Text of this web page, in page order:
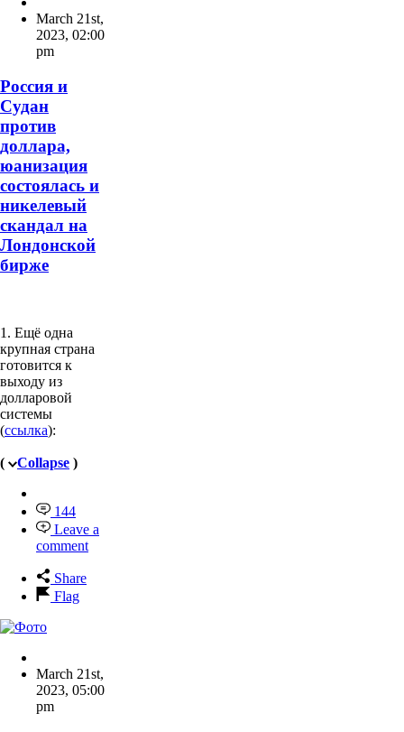
March 21st,
2023, 02:00
pm
Россия и
Судан
против
доллара,
юанизация
состоялась и
никелевый
скандал на
Лондонской
бирже
1. Ещё одна
крупная страна
готовится к
выходу из
долларовой
системы
(ссылка):
( Collapse )
144
Leave a
comment
Share
Flag
March 21st,
2023, 05:00
pm